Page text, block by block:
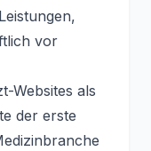
vor
Websites als
der erste